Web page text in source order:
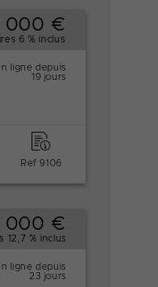
000 €
6 % inclus
ligne depuis
19 jours
Ref 9106
000 €
12,7 % inclus
ligne depuis
23 jours